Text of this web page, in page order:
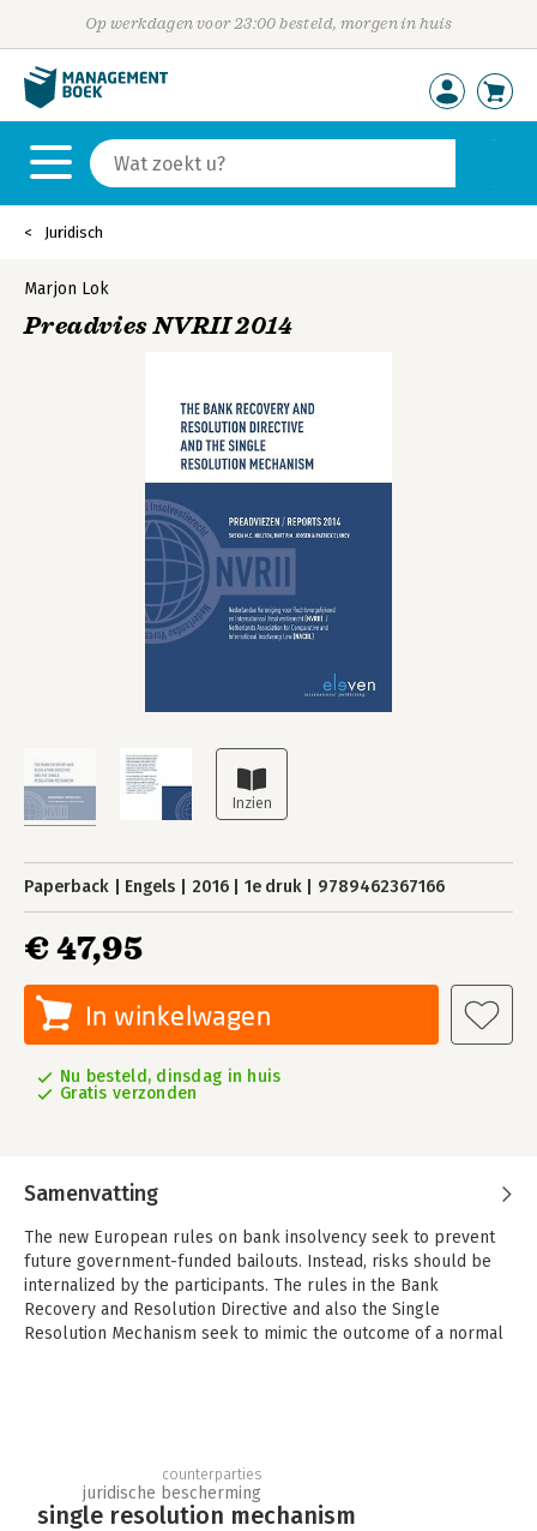
Op werkdagen voor 23:00 besteld, morgen in huis
Juridisch
Marjon Lok
Preadvies NVRII 2014
Paperback Engels 2016 1e druk 9789462367166
€ 47,95
In winkelwagen
Nu besteld, dinsdag in huis
Gratis verzonden
Samenvatting
The new European rules on bank insolvency seek to prevent
future government-funded bailouts. Instead, risks should be
internalized by the participants. The rules in the Bank
Recovery and Resolution Directive and also the Single
Resolution Mechanism seek to mimic the outcome of a normal
This book presents three reports in which the new rules are
explained and criticized where needed. Professor Joossen
discusses the bail-in mechanisms, while Nuijten analyses the
single resolution mechanism
juridische bescherming
counterparties